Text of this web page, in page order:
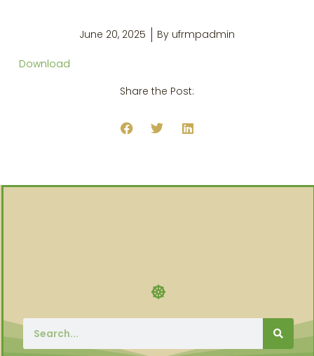
June 20, 2025 By ufrmpadmin
Download
Share the Post: